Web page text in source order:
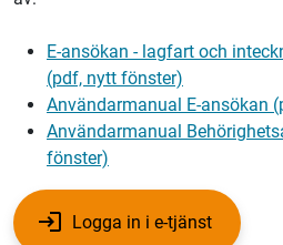
E-ansökan - lagfart och
(pdf, nytt fönster)
Användarmanual E-ansökan
Användarmanual
fönster)
Logga in i e-tjänst